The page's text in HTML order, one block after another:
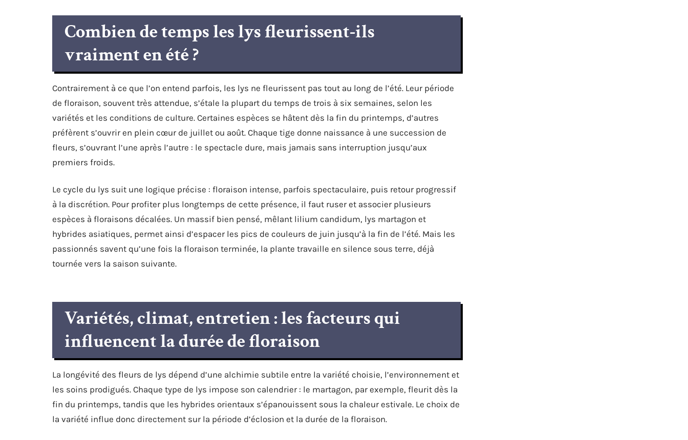
Combien de temps les lys fleurissent-ils
vraiment en été ?
Contrairement à ce que l’on entend parfois, les lys ne fleurissent pas tout au long de l’été. Leur période
de floraison, souvent très attendue, s’étale la plupart du temps de trois à six semaines, selon les
variétés et les conditions de culture. Certaines espèces se hâtent dès la fin du printemps, d’autres
préfèrent s’ouvrir en plein cœur de juillet ou août. Chaque tige donne naissance à une succession de
fleurs, s’ouvrant l’une après l’autre : le spectacle dure, mais jamais sans interruption jusqu’aux
premiers froids.
Le cycle du lys suit une logique précise : floraison intense, parfois spectaculaire, puis retour progressif
à la discrétion. Pour profiter plus longtemps de cette présence, il faut ruser et associer plusieurs
espèces à floraisons décalées. Un massif bien pensé, mêlant lilium candidum, lys martagon et
hybrides asiatiques, permet ainsi d’espacer les pics de couleurs de juin jusqu’à la fin de l’été. Mais les
passionnés savent qu’une fois la floraison terminée, la plante travaille en silence sous terre, déjà
tournée vers la saison suivante.
Variétés, climat, entretien : les facteurs qui
influencent la durée de floraison
La longévité des fleurs de lys dépend d’une alchimie subtile entre la variété choisie, l’environnement et
les soins prodigués. Chaque type de lys impose son calendrier : le martagon, par exemple, fleurit dès la
fin du printemps, tandis que les hybrides orientaux s’épanouissent sous la chaleur estivale. Le choix de
la variété influe donc directement sur la période d’éclosion et la durée de la floraison.